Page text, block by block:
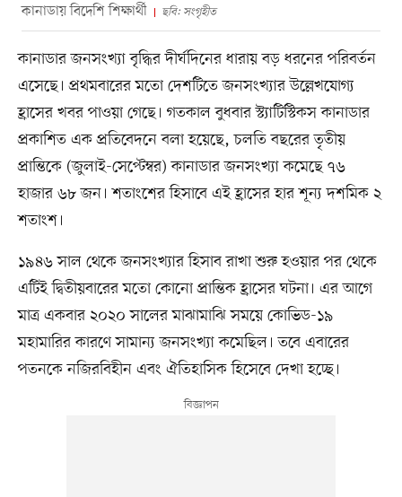
কানাডায় বিদেশি শিক্ষার্থী ছবি: সংগৃহীত
কানাডার জনসংখ্যা বৃদ্ধির দীর্ঘদিনের ধারায় বড় ধরনের পরিবর্তন
এসেছে। প্রথমবারের মতো দেশটিতে জনসংখ্যার উল্লেখযোগ্য
হ্রাসের খবর পাওয়া গেছে। গতকাল বুধবার স্ট্যাটিস্টিকস কানাডার
প্রকাশিত এক প্রতিবেদনে বলা হয়েছে, চলতি বছরের তৃতীয়
প্রান্তিকে (জুলাই-সেপ্টেম্বর) কানাডার জনসংখ্যা কমেছে ৭৬
হাজার ৬৮ জন। শতাংশের হিসাবে এই হ্রাসের হার শূন্য দশমিক ২
শতাংশ।
১৯৪৬ সাল থেকে জনসংখ্যার হিসাব রাখা শুরু হওয়ার পর থেকে
এটিই দ্বিতীয়বারের মতো কোনো প্রান্তিক হ্রাসের ঘটনা। এর আগে
মাত্র একবার ২০২০ সালের মাঝামাঝি সময়ে কোভিড-১৯
মহামারির কারণে সামান্য জনসংখ্যা কমেছিল। তবে এবারের
পতনকে নজিরবিহীন এবং ঐতিহাসিক হিসেবে দেখা হচ্ছে।